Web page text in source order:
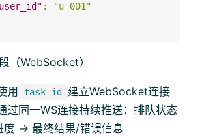
:
"u-001"
（WebSocket）
用 task_id 建立WebSocket连接
过同一WS连接持续推送：排队状态
度 → 最终结果/错误信息